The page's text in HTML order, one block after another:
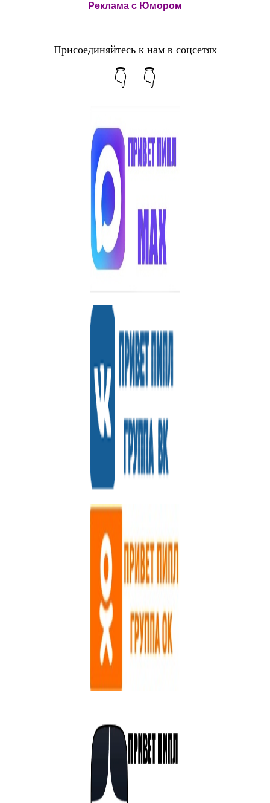
Реклама с Юмором
Присоединяйтесь к нам в соцсетях
👇 👇